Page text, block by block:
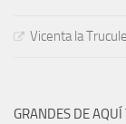
Vicenta la
GRANDES DE AQUÍ